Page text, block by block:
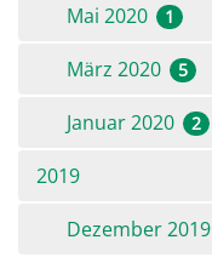
Mai 2020 1
März 2020 5
Januar 2020 2
2019
Dezember 2019